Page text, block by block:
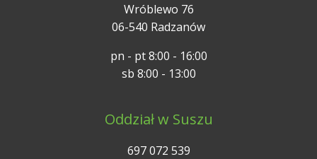
Wróblewo 76
06-540 Radzanów
pn - pt 8:00 - 16:00
sb 8:00 - 13:00
Oddział w Suszu
697 072 539